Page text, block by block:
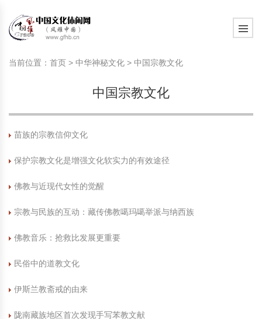
旅游民俗文化动态
中国民俗史话
中华姓氏文化
中国民俗信仰
中国民俗禁忌
中国传统服饰
中国古代休闲文化
政策法律法规
国外民俗趣谈
旅游出行知识
中国传统节日
中国生肖文化
中国饮食文化
刺绣
漆器
泥人
绸伞
皮影
中国民间故事
中国周易文化
苗族巫蛊文化
国外神秘文化
中国性文化
现代家庭教育知识
教育名家
艺术百科
生活百科
旅游民俗文化动态
中国民俗史话
中华姓氏文化
中国民俗信仰
中国民俗禁忌
中国传统服饰
中国古代休闲文化
政策法律法规
国外民俗趣谈
旅游出行知识
中国传统节日
中国生肖文化
中国饮食文化
刺绣
漆器
泥人
绸伞
皮影
中国民间故事
中国周易文化
苗族巫蛊文化
国外神秘文化
中国性文化
现代家庭教育知识
教育名家
艺术百科
生活百科
当前位置： 首页 > 中华神秘文化 > 中国宗教文化
中国宗教文化
苗族的宗教信仰文化
保护宗教文化是增强文化软实力的有效途径
佛教与近现代女性的觉醒
宗教与民族的互动：藏传佛教噶玛噶举派与纳西族
佛教音乐：抢救比发展更重要
民俗中的道教文化
伊斯兰教斋戒的由来
陇南藏族地区首次发现手写苯教文献